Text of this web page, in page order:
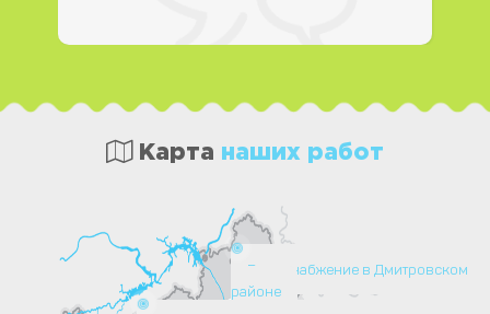
Карта наших работ
Водоснабжение в Дмитровском
районе